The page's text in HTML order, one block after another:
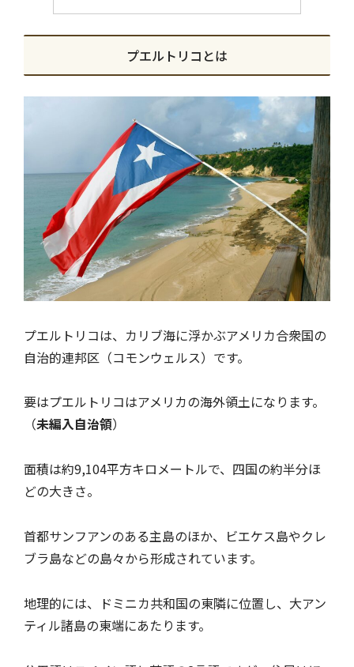
プエルトリコとは
プエルトリコは、カリブ海に浮かぶアメリカ合衆国の
自治的連邦区（コモンウェルス）です。
要はプエルトリコはアメリカの海外領土になります。
（未編入自治領）
面積は約9,104平方キロメートルで、四国の約半分ほ
どの大きさ。
首都サンフアンのある主島のほか、ビエケス島やクレ
ブラ島などの島々から形成されています。
地理的には、ドミニカ共和国の東隣に位置し、大アン
ティル諸島の東端にあたります。